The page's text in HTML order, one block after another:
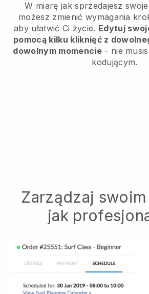
W miarę jak sprzedajesz
możesz zmienić wymagania
aby ułatwić Ci życie. Edytuj
pomocą kilku kliknięć z
dowolnym momencie- nie
kodującym.
Zarządzaj
jak